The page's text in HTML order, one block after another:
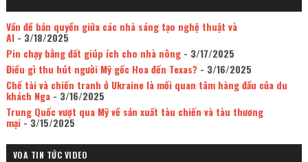
Vấn đề bản quyền giữa các nhà sáng tạo nghệ thuật và
AI- 3/18/2025
Pin chạy bằng đất giúp ích cho nhà nông- 3/17/2025
Điều gì thu hút người Mỹ gốc Hoa đến Texas?- 3/16/2025
Chế tài và chiến tranh ở Ukraine là mối quan tâm hàng đầu của du
khách Nga- 3/16/2025
Trung Quốc vượt qua Mỹ về sản xuất tàu chiến và tàu thương
mại- 3/15/2025
VOA TIN TỨC VIDEO